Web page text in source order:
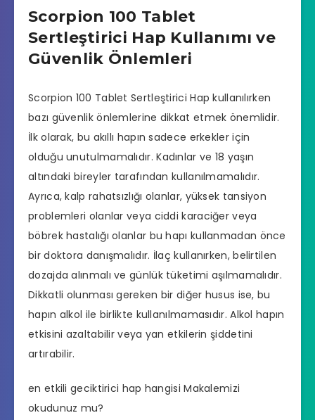
Scorpion 100 Tablet
Sertleştirici Hap Kullanımı ve
Güvenlik Önlemleri
Scorpion 100 Tablet Sertleştirici Hap kullanılırken
bazı güvenlik önlemlerine dikkat etmek önemlidir.
İlk olarak, bu akıllı hapın sadece erkekler için
olduğu unutulmamalıdır. Kadınlar ve 18 yaşın
altındaki bireyler tarafından kullanılmamalıdır.
Ayrıca, kalp rahatsızlığı olanlar, yüksek tansiyon
problemleri olanlar veya ciddi karaciğer veya
böbrek hastalığı olanlar bu hapı kullanmadan önce
bir doktora danışmalıdır. İlaç kullanırken, belirtilen
dozajda alınmalı ve günlük tüketimi aşılmamalıdır.
Dikkatli olunması gereken bir diğer husus ise, bu
hapın alkol ile birlikte kullanılmamasıdır. Alkol hapın
etkisini azaltabilir veya yan etkilerin şiddetini
artırabilir.
en etkili geciktirici hap hangisi Makalemizi
okudunuz mu?